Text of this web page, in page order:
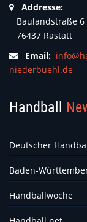
Addresse:
Baulandstraße 6
76437 Rastatt
Email:
niederbuehl.de
Handball
Deutscher
Baden-
Handballwoche